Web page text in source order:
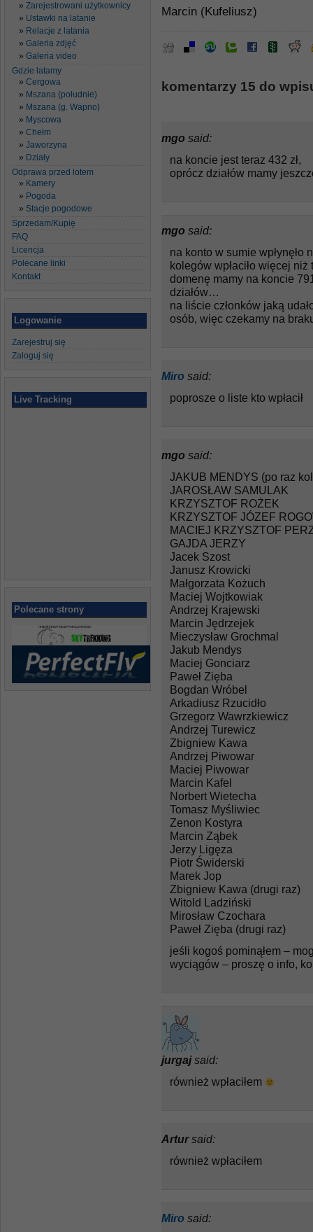
Zarejestrowani użytkownicy
Ustawki na latanie
Relacje z latania
Galeria zdjęć
Galeria video
Gdzie latamy
Cergowa
Mszana (południe)
Mszana (g. Wapno)
Myscowa
Chełm
Jaworzyna
Działy
Odprawa przed lotem
Kamery
Pogoda
Stacje pogodowe
Sprzedam/Kupię
FAQ
Licencja
Polecane linki
Kontakt
Logowanie
Zarejestruj się
Zaloguj się
Live Tracking
Polecane strony
Marcin (Kufeliusz)
komentarzy 15 do
mgo said:
na koncie jest teraz 432 zł,
oprócz działów mamy
mgo said:
na konto w sumie wpłynęło
kolegów wpłaciło więcej niż
domenę mamy na koncie
działów…
na liście członków jaką
osób, więc czekamy na
Miro said:
poprosze o liste kto wpłacił
mgo said:
JAKUB MENDYS (po raz
JAROSŁAW SAMULAK
KRZYSZTOF ROŻEK
KRZYSZTOF JÓZEF
MACIEJ KRZYSZTOF
GAJDA JERZY
Jacek Szost
Janusz Krowicki
Małgorzata Kożuch
Maciej Wojtkowiak
Andrzej Krajewski
Marcin Jędrzejek
Mieczysław Grochmal
Jakub Mendys
Maciej Gonciarz
Paweł Zięba
Bogdan Wróbel
Arkadiusz Rzucidło
Grzegorz Wawrzkiewicz
Andrzej Turewicz
Zbigniew Kawa
Andrzej Piwowar
Maciej Piwowar
Marcin Kafel
Norbert Wietecha
Tomasz Myśliwiec
Zenon Kostyra
Marcin Ząbek
Jerzy Ligęza
Piotr Świderski
Marek Jop
Zbigniew Kawa (drugi raz)
Witold Ladziński
Mirosław Czochara
Paweł Zięba (drugi raz)
jeśli kogoś pominąłem –
wyciągów – proszę o info,
jurgajsaid:
również wpłaciłem
Artursaid:
również wpłaciłem
Miro said: